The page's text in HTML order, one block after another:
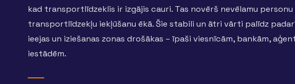
kad transportlīdzeklis ir izgājis cauri. Tas novērš nevēlamu
transportlīdzekļu iekļūšanu ēkā. Šie stabili un ātri vārti palīdz
ieejas un iziešanas zonas drošākas – īpaši viesnīcām, bankām,
iestādēm.